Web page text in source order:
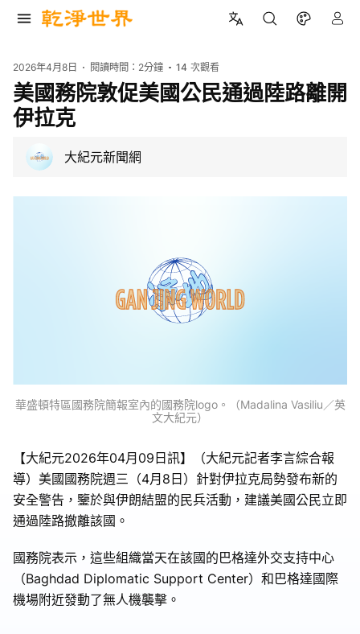
2026年4月8日 閱讀時間： 2分鐘 14 次觀看
美國務院敦促美國公民通過陸路離開
伊拉克
大紀元新聞網
華盛頓特區國務院簡報室內的國務院logo。（Madalina Vasiliu／英
文大紀元）
【大紀元2026年04月09日訊】（大紀元記者李言綜合報
導）美國國務院週三（4月8日）針對伊拉克局勢發布新的
安全警告，鑒於與伊朗結盟的民兵活動，建議美國公民立即
通過陸路撤離該國。
國務院表示，這些組織當天在該國的巴格達外交支持中心
（Baghdad Diplomatic Support Center）和巴格達國際
機場附近發動了無人機襲擊。